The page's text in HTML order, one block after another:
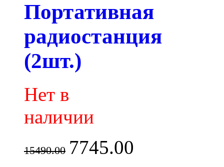
Портативная
радиостанция
(2шт.)
Нет в
наличии
15490.00 7745.00